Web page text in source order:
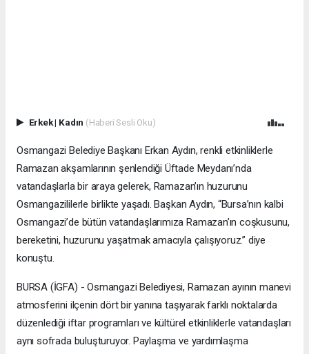
Erkek| Kadın (Haberi Sesli Oku)
Osmangazi Belediye Başkanı Erkan Aydın, renkli etkinliklerle
Ramazan akşamlarının şenlendiği Üftade Meydanı’nda
vatandaşlarla bir araya gelerek, Ramazan’ın huzurunu
Osmangazililerle birlikte yaşadı. Başkan Aydın, “Bursa’nın kalbi
Osmangazi’de bütün vatandaşlarımıza Ramazan’ın coşkusunu,
bereketini, huzurunu yaşatmak amacıyla çalışıyoruz.” diye
konuştu.
BURSA (İGFA) - Osmangazi Belediyesi, Ramazan ayının manevi
atmosferini ilçenin dört bir yanına taşıyarak farklı noktalarda
düzenlediği iftar programları ve kültürel etkinliklerle vatandaşları
aynı sofrada buluşturuyor. Paylaşma ve yardımlaşma